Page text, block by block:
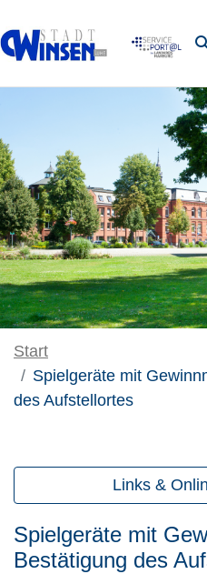
Start
Spielgeräte mit
des Aufstellortes
Links &
Spielgeräte mit
Bestätigung des